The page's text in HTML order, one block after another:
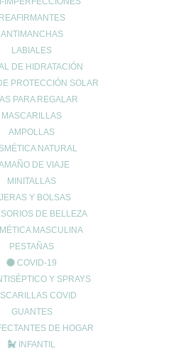
REAFIRMANTES
ANTIMANCHAS
LABIALES
DE HIDRATACIÓN
PROTECCIÓN SOLAR
PARA REGALAR
MASCARILLAS
AMPOLLAS
NATURAL
DE VIAJE
MINITALLAS
Y BOLSAS
DE BELLEZA
MASCULINA
PESTAÑAS
COVID-19
Y SPRAYS
COVID
GUANTES
DE HOGAR
INFANTIL
la flora intestinal y vaginal y combate
el sistema inmune, ayudan a la
bacterias en la comida
a infecciones vaginales por
digestión productos lácteos.
toxinas.
el tipo de probiótico más
en la absorción de varios nutrientes,
y facilita la digestión.
para infecciones por Helicobacter